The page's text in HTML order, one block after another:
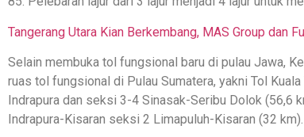
Tangerang Utara Kian Berkembang, MAS Group dan
Selain membuka tol fungsional baru di pulau Jawa,
ruas tol fungsional di Pulau Sumatera, yakni Tol
Indrapura dan seksi 3-4 Sinasak-Seribu Dolok (56,6
Indrapura-Kisaran seksi 2 Limapuluh-Kisaran (32 km).